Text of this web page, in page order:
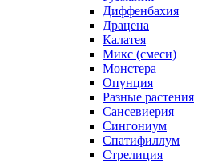
Диффенбахия
Драцена
Калатея
Микс (смеси)
Монстера
Опунция
Разные растения
Сансевиерия
Сингониум
Спатифиллум
Стрелиция